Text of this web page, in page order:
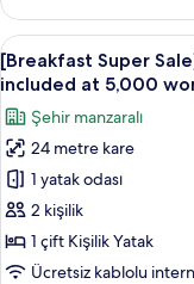
per
night)
için
tüm
fotoğrafları
görün
Double
2
Yellow
City
Tour
Tickets
(provided
per
hakkında
daha
[Breakfast
Super
Sale]
Standard
Double
Room
(Breakfast
included
at
8
[Breakfast Super
included at 5,000
Şehir manzaralı
24 metre kare
1 yatak odası
2 kişilik
1 çift Kişilik Yatak
Ücretsiz kablolu